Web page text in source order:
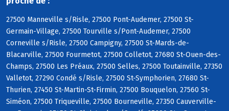
27500 Manneville s/Risle, 27500 Pont-Audemer, 27500 St-
Germain-Village, 27500 Tourville s/Pont-Audemer, 27500
Corneville s/Risle, 27500 Campigny, 27500 St-Mards-de-
Blacarville, 27500 Fourmetot, 27500 Colletot, 27680 St-Ouen-des-
Champs, 27500 Les Préaux, 27500 Selles, 27500 Toutainville, 27350
Valletot, 27290 Condé s/Risle, 27500 St-Symphorien, 27680 St-
Thurien, 27450 St-Martin-St-Firmin, 27500 Bouquelon, 27560 St-
Siméon, 27500 Triqueville, 27500 Bourneville, 27350 Cauverville-